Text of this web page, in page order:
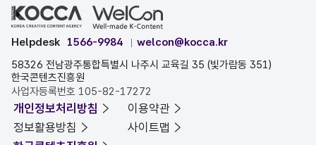
Helpdesk 1566-9984
welcon@kocca.kr
58326 전남광주통합특별시 나주시 교육길 35 (빛가람동 351)
한국콘텐츠진흥원
사업자등록번호 105-82-17272
개인정보처리방침
이용약관
정보활용방침
사이트맵